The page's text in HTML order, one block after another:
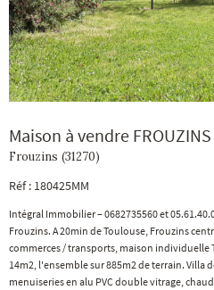
Maison à vendre
Frouzins (31270)
Réf : 180425MM
Intégral Immobilier – 0682735560 et
Frouzins. A 20min de Toulouse, Frouzins
commerces / transports, maison individuelle
14m2, l'ensemble sur 885m2 de terrain.
menuiseries en alu PVC double vitrage,